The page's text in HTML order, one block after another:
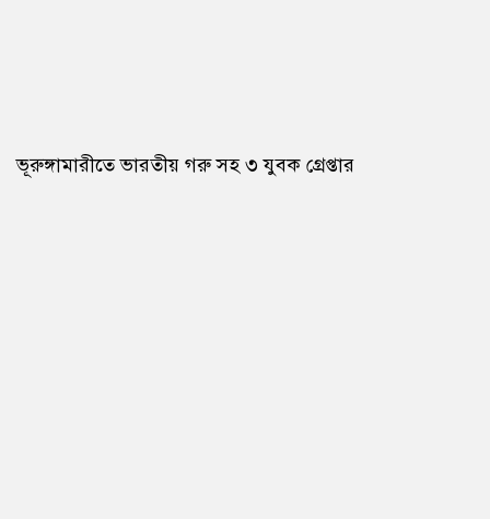
ভূরুঙ্গামারীতে ভারতীয় গরু সহ ৩ যুবক গ্রেপ্তার